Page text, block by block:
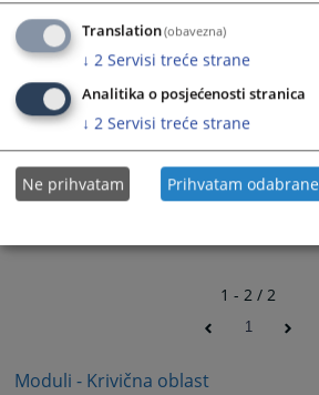
Moduli - Krivična oblast
1 - 2 / 2
1
Translation(obavezna)
↓ 2 Servisi treće strane
Analitika o posjećenosti stranica
↓ 2 Servisi treće strane
Ne prihvatam Prihvatam odabrane